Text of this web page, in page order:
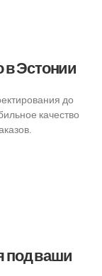
в Эстонии
до
качество
под ваши